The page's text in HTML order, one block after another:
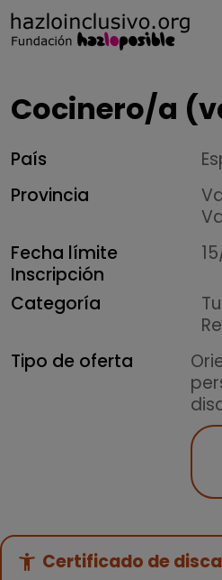
Cocinero/a
País
Provincia
Fecha límite
Inscripción
Categoría
Tipo de oferta
accessibility_new Certificado de